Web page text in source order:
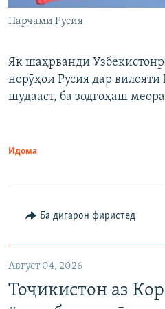
Парчами Русия
Як шаҳрванди
нерӯҳои Русия дар
шудааст, ба зодгоҳаш
Идома
Ба дигарон фиристед
Август 04, 2026
Тоҷикистон аз